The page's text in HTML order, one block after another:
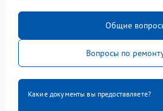
Общие
Вопросы по
Какие документы вы предоставляете?